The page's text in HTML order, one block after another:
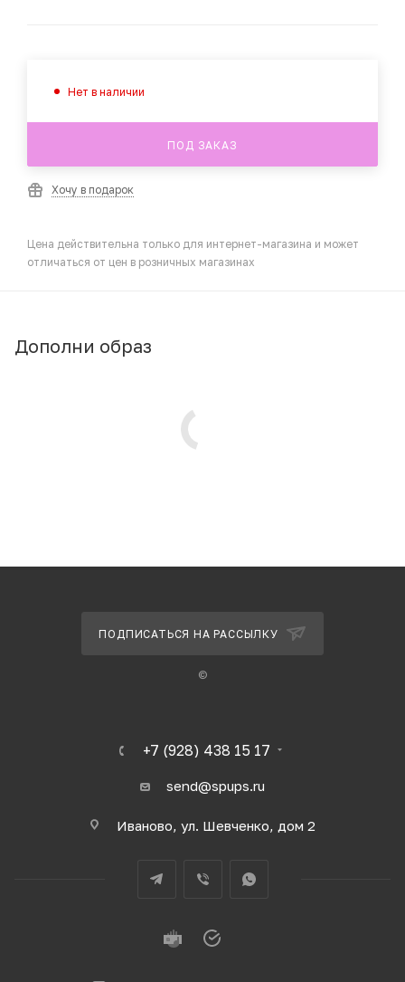
Нет в наличии
ПОД ЗАКАЗ
Хочу в подарок
Цена действительна только для интернет-магазина и может
отличаться от цен в розничных магазинах
Дополни образ
ПОДПИСАТЬСЯ НА РАССЫЛКУ
©
+7 (928) 438 15 17
send@spups.ru
Иваново, ул. Шевченко, дом 2